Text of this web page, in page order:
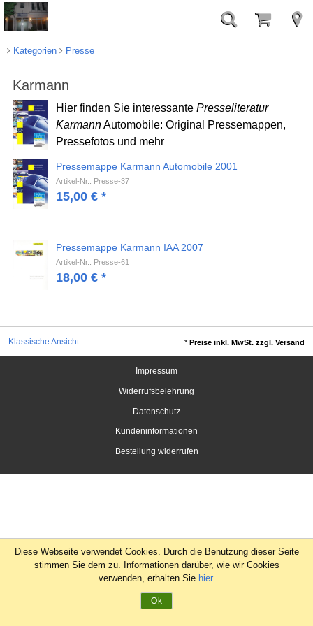
Kategorien Presse
Karmann
Hier finden Sie interessante Presseliteratur
KarmannAutomobile: Original Pressemappen,
Pressefotos und mehr
Pressemappe Karmann Automobile 2001
Artikel-Nr.: Presse-37
15,00 €*
Pressemappe Karmann IAA 2007
Artikel-Nr.: Presse-61
18,00 €*
Klassische Ansicht *Preise inkl. MwSt. zzgl. Versand
Impressum
Widerrufsbelehrung
Datenschutz
Kundeninformationen
Bestellung widerrufen
Diese Webseite verwendet Cookies. Durch die Benutzung dieser Seite
stimmen Sie dem zu. Informationen darüber, wie wir Cookies
verwenden, erhalten Sie hier.
Ok